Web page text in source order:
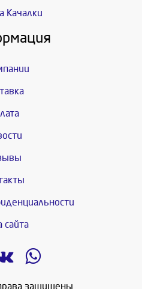
Качалки
сайта
защищены